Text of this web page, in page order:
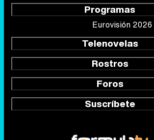
Programas
Eurovisión 2026
Telenovelas
Rostros
Foros
Suscríbete